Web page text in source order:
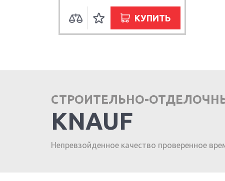
КУПИТЬ
СТРОИТЕЛЬНО-
KNAUF
Непревзойденное качество проверенное